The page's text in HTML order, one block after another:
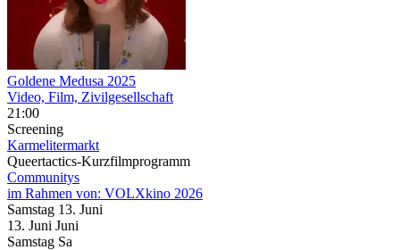
Goldene Medusa 2025
Video, Film, Zivilgesellschaft
21:00
Screening
Karmelitermarkt
Queertactics-Kurzfilmprogramm
Communitys
im Rahmen von: VOLXkino 2026
Samstag 13. Juni
13. Juni Juni
Samstag Sa